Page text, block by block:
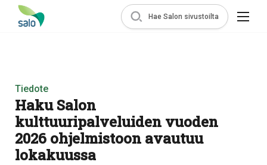
Hae Salon sivustoilta
Tiedote
Haku Salon
kulttuuripalveluiden vuoden
2026 ohjelmistoon avautuu
lokakuussa